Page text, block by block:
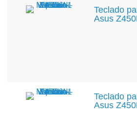
Teclado
Asus
Teclado
Asus